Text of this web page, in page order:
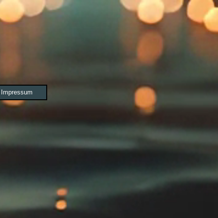
▼
Impressum
5/6-2021